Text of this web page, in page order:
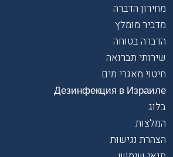
מחירון הדברה
מדביר מומלץ
הדברה בטוחה
שירותי תברואה
חיטוי מאגרי מים
Дезинфекция в Израиле
בלוג
המלצות
הצהרת נגישות